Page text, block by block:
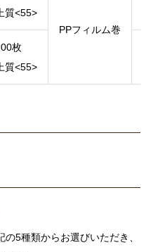
上質<55>
PPフィルム巻
枚
上質<55>
5種類からお選びいただき、